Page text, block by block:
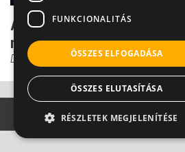
Amikor már nem bírjuk
neuraszténia
Dr. Ormay István
FUNKCIONALITÁS
ÖSSZES ELFOGADÁSA
ÖSSZES ELUTASÍTÁSA
RÉSZLETEK MEGJELENÍTÉSE